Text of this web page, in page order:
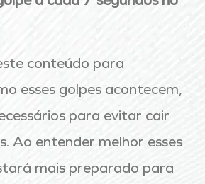
conteúdo para
esses golpes acontecem,
para evitar cair
Ao entender melhor esses
mais preparado para